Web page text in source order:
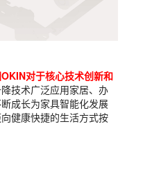
对于核心技术创新和
技术广泛应用家居、办
成长为家具智能化发展
健康快捷的生活方式按